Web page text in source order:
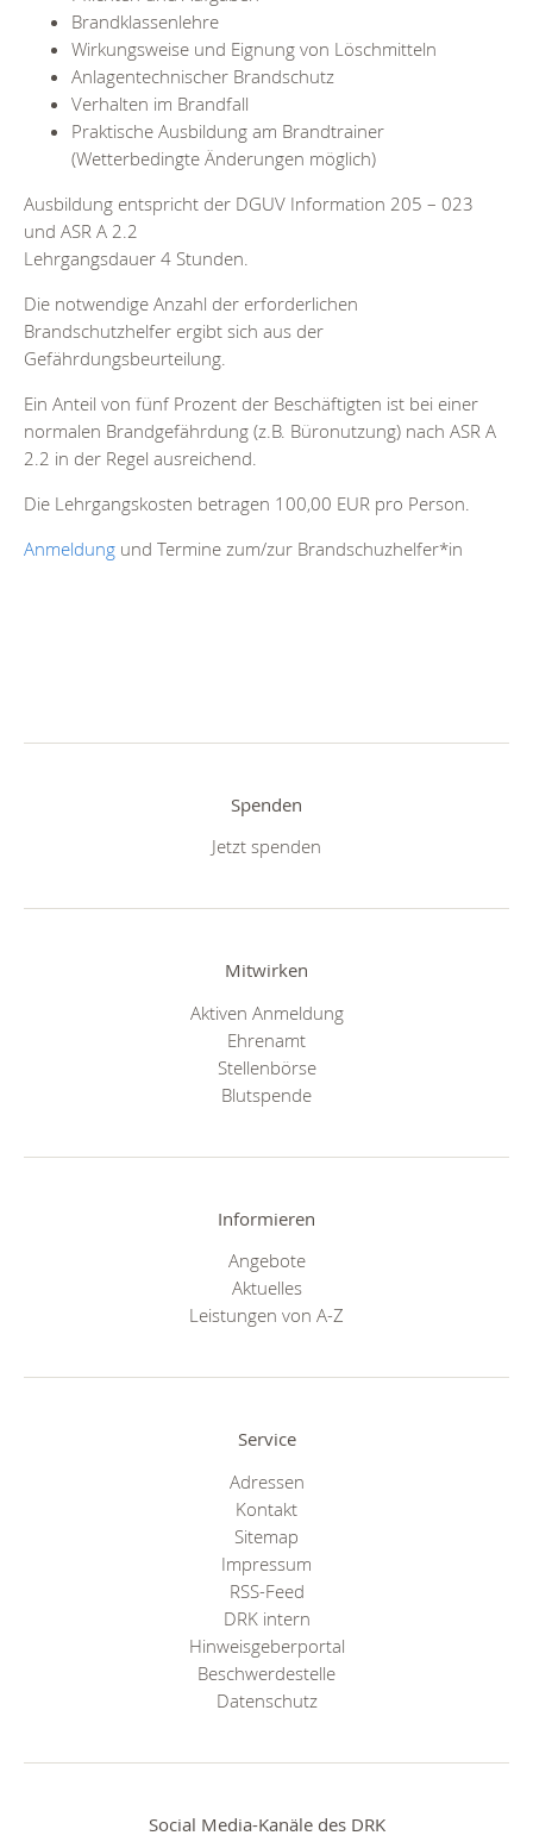
Brandklassenlehre
Wirkungsweise und Eignung von Löschmitteln
Anlagentechnischer Brandschutz
Verhalten im Brandfall
Praktische Ausbildung am Brandtrainer
(Wetterbedingte Änderungen möglich)
Ausbildung entspricht der DGUV Information 205 – 023
und ASR A 2.2
Lehrgangsdauer 4 Stunden.
Die notwendige Anzahl der erforderlichen
Brandschutzhelfer ergibt sich aus der
Gefährdungsbeurteilung.
Ein Anteil von fünf Prozent der Beschäftigten ist bei einer
normalen Brandgefährdung (z.B. Büronutzung) nach ASR A
2.2 in der Regel ausreichend.
Die Lehrgangskosten betragen 100,00 EUR pro Person.
Anmeldung und Termine zum/zur Brandschuzhelfer*in
Spenden
Jetzt spenden
Mitwirken
Aktiven Anmeldung
Ehrenamt
Stellenbörse
Blutspende
Informieren
Angebote
Aktuelles
Leistungen von A-Z
Service
Adressen
Kontakt
Sitemap
Impressum
RSS-Feed
DRK intern
Hinweisgeberportal
Beschwerdestelle
Datenschutz
Social Media-Kanäle des DRK